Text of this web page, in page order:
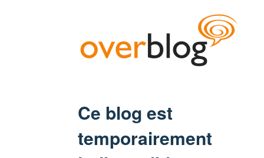
Ce blog est
temporairement